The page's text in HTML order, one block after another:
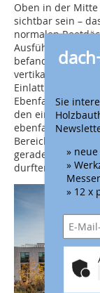
Oben in der
sichtbar sein –
normalen
Ausführung. Die
befanden sich
vertikalen
Einlattung vorab
Ebenfalls
den ein großes
ebenfalls mit
Bereich, dem
gerade Linie des
durften ebenfalls
Sie
»
»
» 12 x